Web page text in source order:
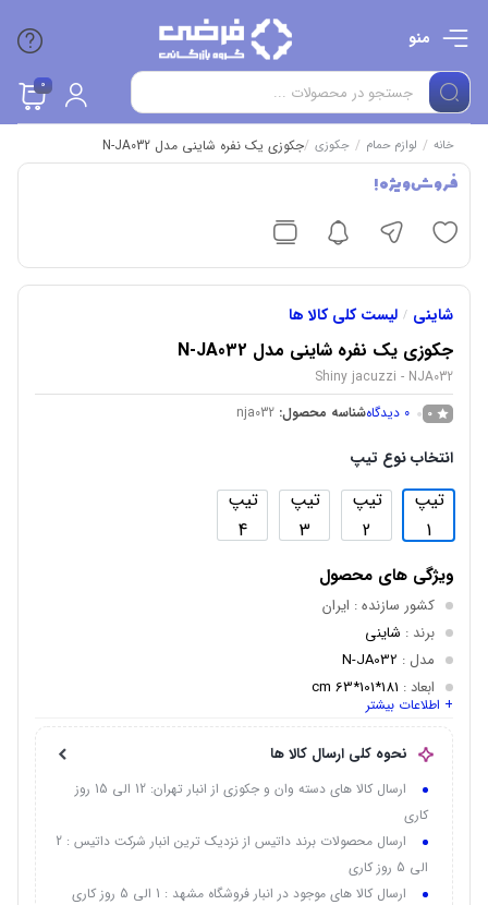
منو
0
خانه / لوازم حمام / جکوزی /جکوزی یک نفره شاینی مدل N-JA032
فروش ویژه !
شاینی / لیست کلی کالا ها
جکوزی یک نفره شاینی مدل N-JA032
Shiny jacuzzi - NJA032
0
0 دیدگاهشناسه محصول: nja032
انتخاب نوع تیپ
تیپ
1
تیپ
2
تیپ
3
تیپ
4
ویژگی های محصول
کشور سازنده: ایران
برند : شاینی
مدل :
N-JA032
ابعاد:
181*101*63 cm
تعداد مدل: 4 تیپ
جنس بدنه : ABS/PMMA
رنگ بدنه داخلی: سفید
توان موتور: 1 اسب بخار
موتور جکوزی
ظرفیت:1 نفر
+ اطلاعات بیشتر
نحوه کلی ارسال کالا ها
ارسال کالا های دسته وان و جکوزی از انبار تهران: 12 الی 15 روز
کاری
ارسال محصولات برند داتیس از نزدیک ترین انبار شرکت داتیس : 2
الی 5 روز کاری
ارسال کالا های موجود در انبار فروشگاه مشهد : 1 الی 5 روز کاری